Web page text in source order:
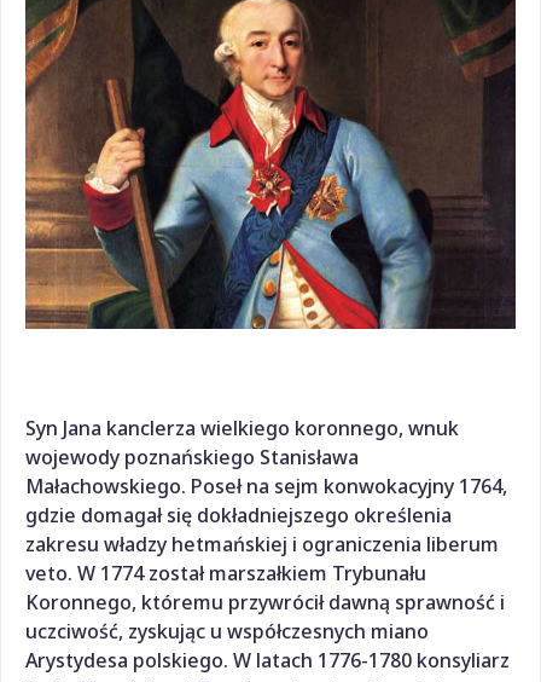
Syn Jana kanclerza wielkiego koronnego, wnuk
wojewody poznańskiego Stanisława
Małachowskiego. Poseł na sejm konwokacyjny 1764,
gdzie domagał się dokładniejszego określenia
zakresu władzy hetmańskiej i ograniczenia liberum
veto. W 1774 został marszałkiem Trybunału
Koronnego, któremu przywrócił dawną sprawność i
uczciwość, zyskując u współczesnych miano
Arystydesa polskiego. W latach 1776-1780 konsyliarz